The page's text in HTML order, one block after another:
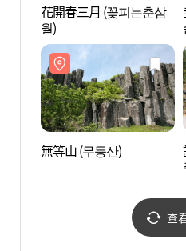
花開春三月 (꽃피는춘삼
월)
無等山 (무등산)
查